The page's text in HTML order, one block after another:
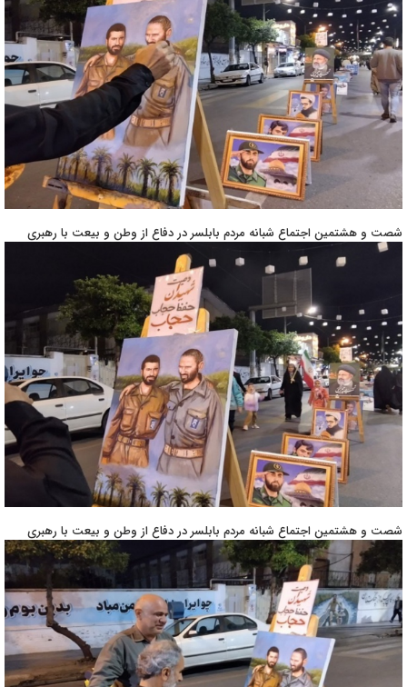
شصت و هشتمین اجتماع شبانه مردم بابلسر در دفاع از وطن و بیعت با رهبری
شصت و هشتمین اجتماع شبانه مردم بابلسر در دفاع از وطن و بیعت با رهبری